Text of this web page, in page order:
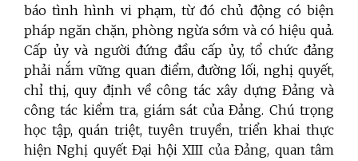
báo tình hình vi phạm, từ đó chủ động có biện
pháp ngăn chặn, phòng ngừa sớm và có hiệu quả.
Cấp ủy và người đứng đầu cấp ủy, tổ chức đảng
phải nắm vững quan điểm, đường lối, nghị quyết,
chỉ thị, quy định về công tác xây dựng Đảng và
công tác kiểm tra, giám sát của Đảng. Chú trọng
học tập, quán triệt, tuyên truyền, triển khai thực
hiện Nghị quyết Đại hội XIII của Đảng, quan tâm